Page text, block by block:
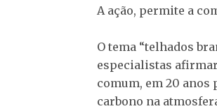
A ação, permite a
O tema “telhados
especialistas
comum, em 20 anos
carbono na